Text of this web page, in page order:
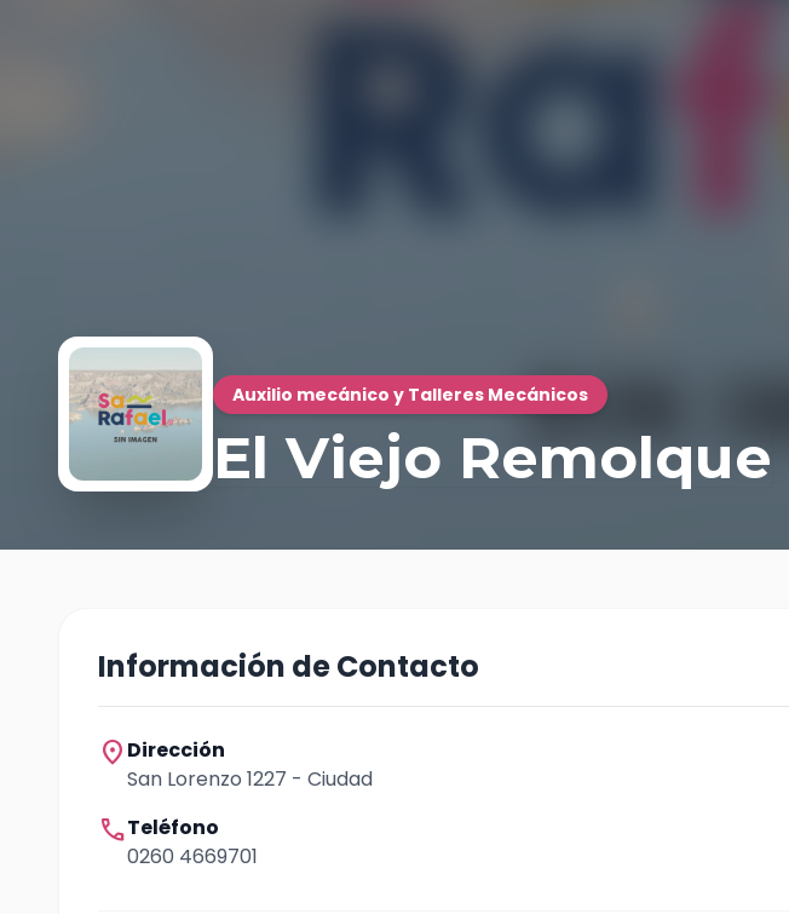
Auxilio mecánico y Talleres Mecánicos
El Viejo Remolque
Información de Contacto
location_on Dirección
San Lorenzo 1227 - Ciudad
callTeléfono
0260 4669701